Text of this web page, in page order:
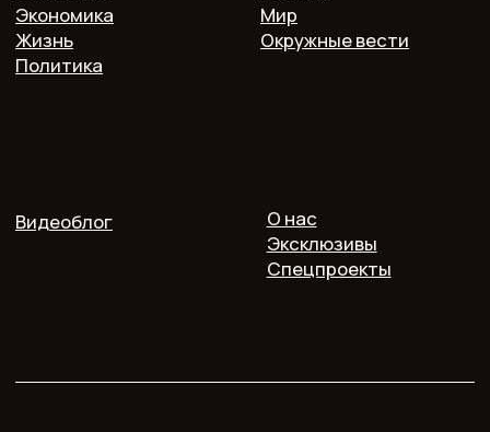
Публичная оферта
Пользовательское соглашение
Политика конфиденциальности
Согласие на обработку персональных данных